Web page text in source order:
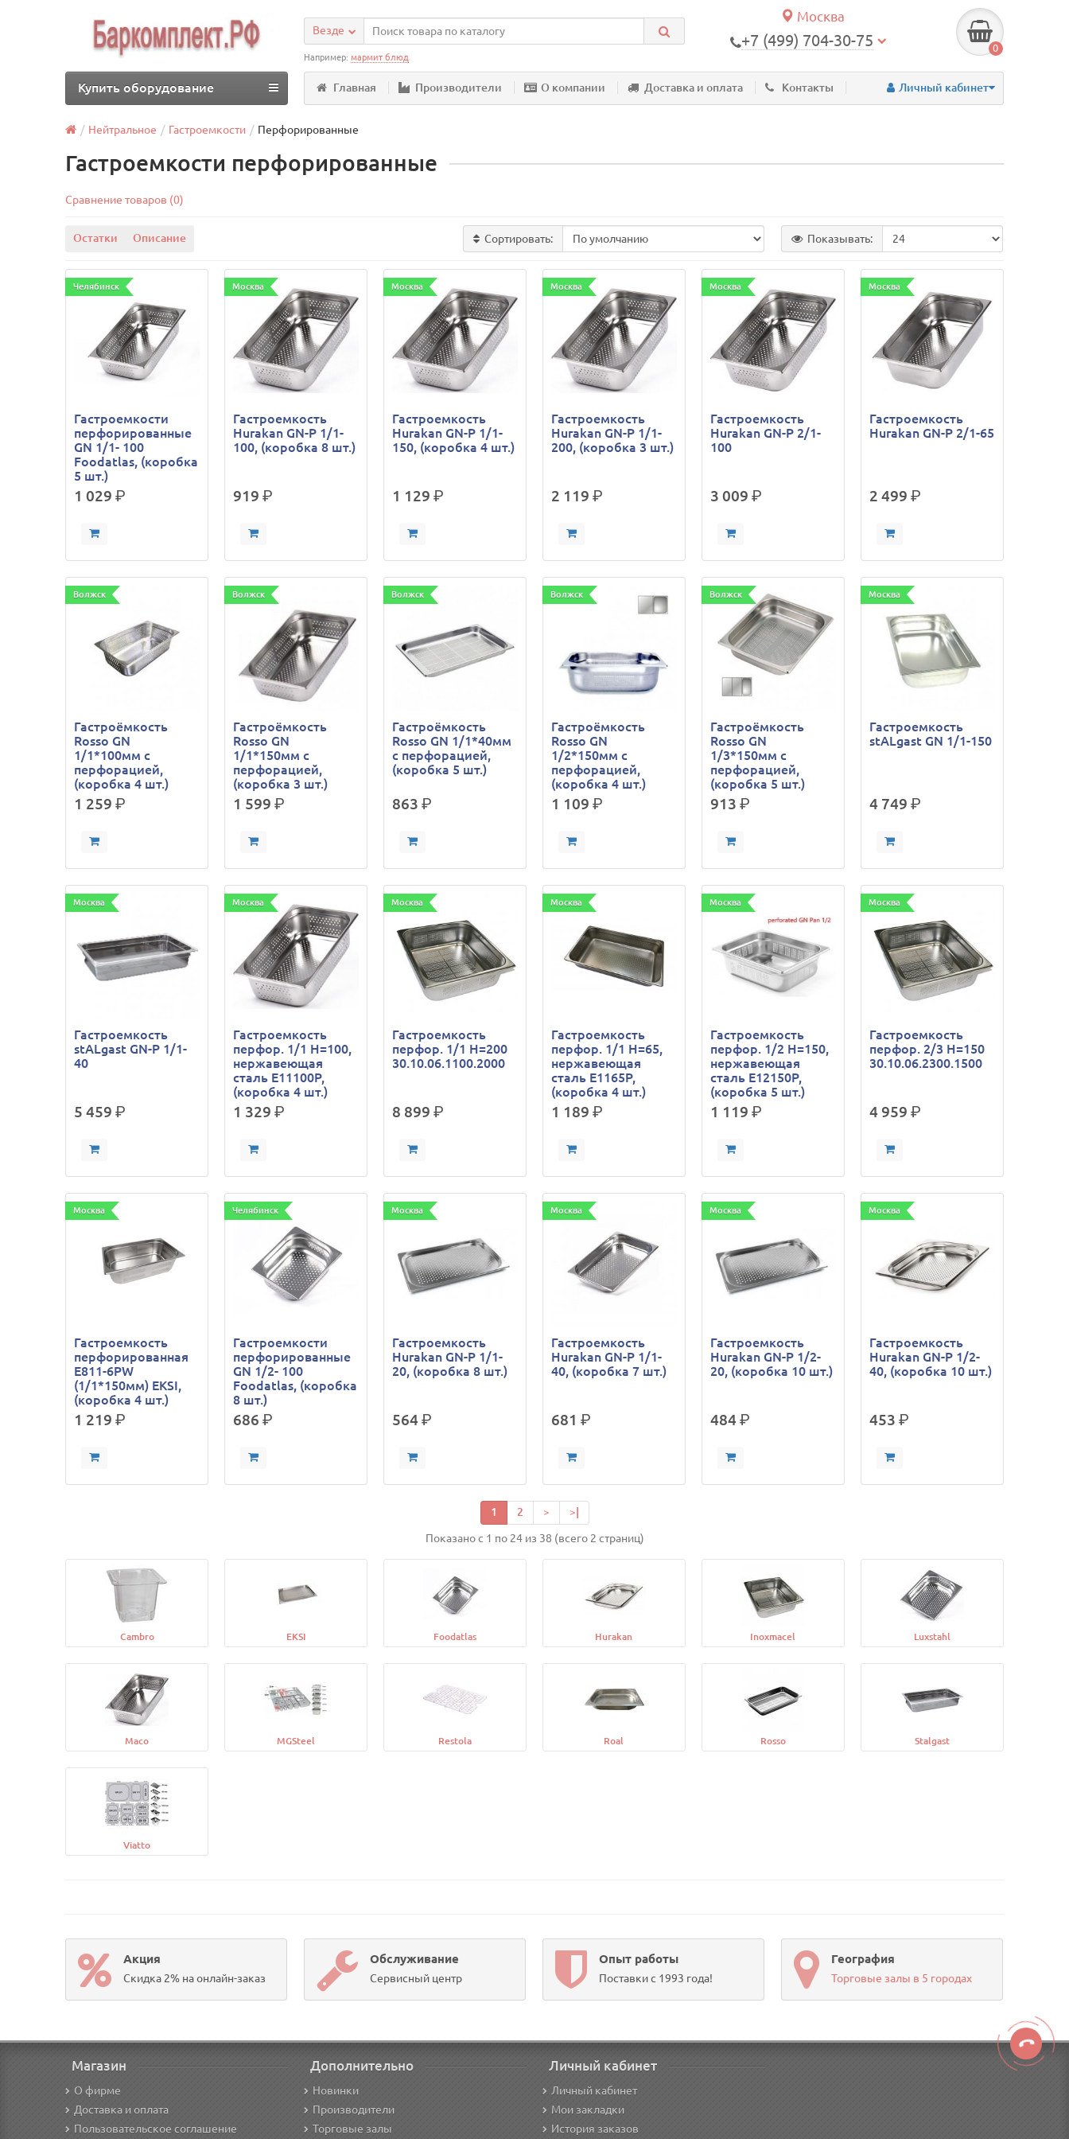
Москва
+7 (499) 704-30-75 0
Везде
Например:мармит блюд
Главная Производители О компании Доставка и оплата Контакты Личный кабинет
Купить оборудование
Нейтральное Гастроемкости Перфорированные
Гастроемкости перфорированные
Сравнение товаров (0)
Остатки Описание Сортировать: Показывать:
Челябинск
Гастроемкости
перфорированные
GN 1/1- 100
Foodatlas, (коробка
5 шт.)
1 029р.
Москва
Гастроемкость
Hurakan GN-P 1/1-
100, (коробка 8 шт.)
919р.
Москва
Гастроемкость
Hurakan GN-P 1/1-
150, (коробка 4 шт.)
1 129р.
Москва
Гастроемкость
Hurakan GN-P 1/1-
200, (коробка 3 шт.)
2 119 р.
Москва
Гастроемкость
Hurakan GN-P 2/1-
100
3 009 р.
Москва
Гастроемкость
Hurakan GN-P 2/1-65
2 499 р.
Волжск
Гастроёмкость
Rosso GN
1/1*100мм с
перфорацией,
(коробка 4 шт.)
1 259р.
Волжск
Гастроёмкость
Rosso GN
1/1*150мм с
перфорацией,
(коробка 3 шт.)
1 599р.
Волжск
Гастроёмкость
Rosso GN 1/1*40мм
с перфорацией,
(коробка 5 шт.)
863р.
Волжск
Гастроёмкость
Rosso GN
1/2*150мм c
перфорацией,
(коробка 4 шт.)
1 109 р.
Волжск
Гастроёмкость
Rosso GN
1/3*150мм c
перфорацией,
(коробка 5 шт.)
913 р.
Москва
Гастроемкость
stALgast GN 1/1-150
4 749 р.
Москва
Гастроемкость
stALgast GN-P 1/1-
40
5 459р.
Москва
Гастроемкость
перфор. 1/1 Н=100,
нержавеющая
сталь E11100P,
(коробка 4 шт.)
1 329р.
Москва
Гастроемкость
перфор. 1/1 Н=200
30.10.06.1100.2000
8 899р.
Москва
Гастроемкость
перфор. 1/1 Н=65,
нержавеющая
сталь E1165P,
(коробка 4 шт.)
1 189 р.
Москва
Гастроемкость
перфор. 1/2 Н=150,
нержавеющая
сталь E12150P,
(коробка 5 шт.)
1 119 р.
Москва
Гастроемкость
перфор. 2/3 Н=150
30.10.06.2300.1500
4 959 р.
Москва
Гастроемкость
перфорированная
E811-6PW
(1/1*150мм) EKSI,
(коробка 4 шт.)
1 219р.
Челябинск
Гастроемкости
перфорированные
GN 1/2- 100
Foodatlas, (коробка
8 шт.)
686р.
Москва
Гастроемкость
Hurakan GN-P 1/1-
20, (коробка 8 шт.)
564р.
Москва
Гастроемкость
Hurakan GN-P 1/1-
40, (коробка 7 шт.)
681 р.
Москва
Гастроемкость
Hurakan GN-P 1/2-
20, (коробка 10 шт.)
484 р.
Москва
Гастроемкость
Hurakan GN-P 1/2-
40, (коробка 10 шт.)
453 р.
1 2 > >|
Показано с 1 по 24 из 38 (всего 2 страниц)
Cambro EKSI Foodatlas Hurakan Inoxmacel Luxstahl
Maco MGSteel Restola Roal Rosso Stalgast
Viatto
Акция
Скидка 2% на онлайн-заказ
Обслуживание
Сервисный центр
Опыт работы
Поставки с 1993 года!
География
Торговые залы в 5 городах
Магазин
О фирме
Доставка и оплата
Пользовательское соглашение
Дополнительно
Новинки
Производители
Торговые залы
Личный кабинет
Личный кабинет
Мои закладки
История заказов